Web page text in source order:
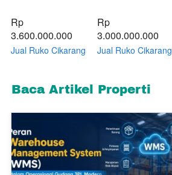
Rp
3.600.000.000
Jual Ruko Cikarang
Boulevard Pusat
Nongkrong dan
Rp
3.000.000.000
Jual Ruko Cikarang
Wibawamukti
Jababeka Cikarang
Baca Artikel Properti